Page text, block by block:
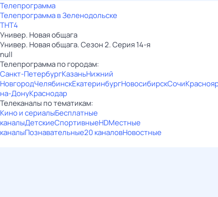
Телепрограмма
Телепрограмма в Зеленодольске
ТНТ4
Универ. Новая общага
Универ. Новая общага. Сезон 2. Серия 14-я
null
Телепрограмма по городам:
Санкт-ПетербургКазаньНижний
НовгородЧелябинскЕкатеринбургНовосибирскСочи
на-ДонуКраснодар
Телеканалы по тематикам:
Кино и сериалыБесплатные
каналыДетскиеСпортивныеHDМестные
каналыПознавательные20 каналовНовостные